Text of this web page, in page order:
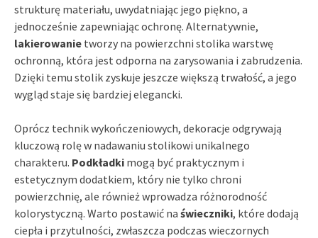
strukturę materiału, uwydatniając jego piękno, a
jednocześnie zapewniając ochronę. Alternatywnie,
lakierowanie tworzy na powierzchni stolika warstwę
ochronną, która jest odporna na zarysowania i zabrudzenia.
Dzięki temu stolik zyskuje jeszcze większą trwałość, a jego
wygląd staje się bardziej elegancki.
Oprócz technik wykończeniowych, dekoracje odgrywają
kluczową rolę w nadawaniu stolikowi unikalnego
charakteru. Podkładki mogą być praktycznym i
estetycznym dodatkiem, który nie tylko chroni
powierzchnię, ale również wprowadza różnorodność
kolorystyczną. Warto postawić na świeczniki, które dodają
ciepła i przytulności, zwłaszcza podczas wieczornych